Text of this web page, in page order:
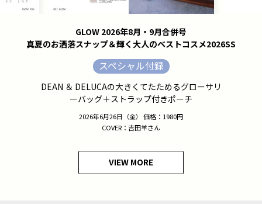
GLOW 2026年8月・9月合併号
真夏のお洒落スナップ＆輝く大人のベストコスメ2026SS
スペシャル付録
DEAN ＆ DELUCAの大きくてたためるグローサリ
ーバッグ＋ストラップ付きポーチ
2026年6月26日（金） 価格：1980円
COVER：吉田羊さん
VIEW MORE